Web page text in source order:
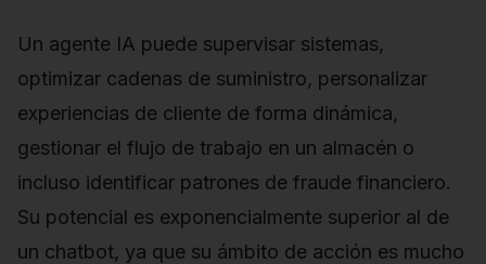
Un agente IA puede supervisar sistemas,
optimizar cadenas de suministro, personalizar
experiencias de cliente de forma dinámica,
gestionar el flujo de trabajo en un almacén o
incluso identificar patrones de fraude financiero.
Su potencial es exponencialmente superior al de
un chatbot, ya que su ámbito de acción es mucho